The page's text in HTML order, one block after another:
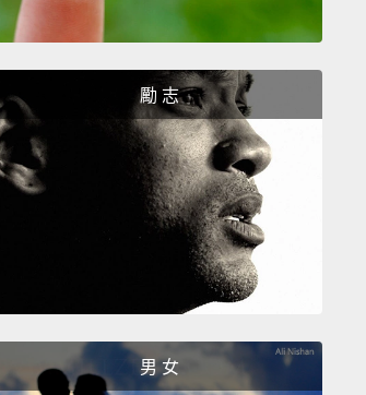
。噢，但那可能早就有人發明了。
想不起來我到底有哪些衣服。
to be awake tomorrow before I
要清醒幾個小時？
that comedian's name is.
員的名字。我怎麼沒早點想起來？
勵 志
男 女